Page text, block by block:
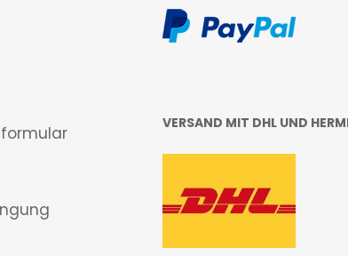
VERSAND MIT DHL UND